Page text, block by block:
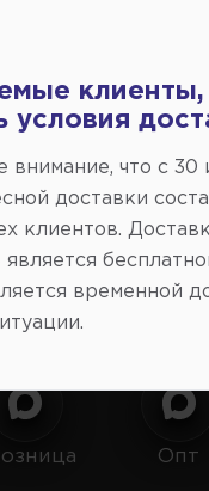
сети:
Опт
клиенты,
условия
что c 30
доставки
клиентов.
временной